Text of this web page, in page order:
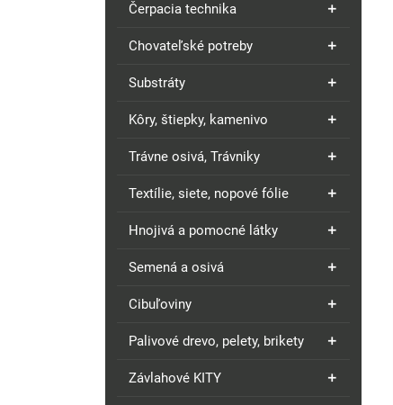
Čerpacia technika
Chovateľské potreby
Substráty
Kôry, štiepky, kamenivo
Trávne osivá, Trávniky
Textílie, siete, nopové fólie
Hnojivá a pomocné látky
Semená a osivá
Cibuľoviny
Palivové drevo, pelety, brikety
Závlahové KITY